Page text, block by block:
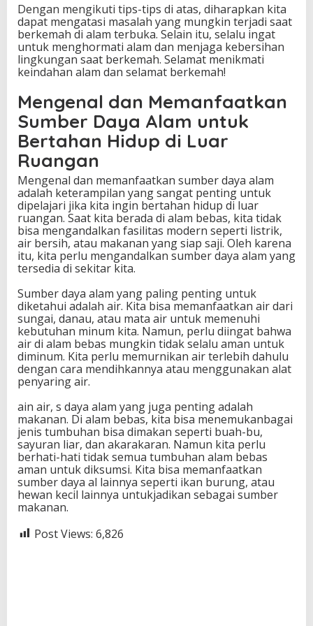
Dengan mengikuti tips-tips di atas, diharapkan kita
dapat mengatasi masalah yang mungkin terjadi saat
berkemah di alam terbuka. Selain itu, selalu ingat
untuk menghormati alam dan menjaga kebersihan
lingkungan saat berkemah. Selamat menikmati
keindahan alam dan selamat berkemah!
Mengenal dan Memanfaatkan
Sumber Daya Alam untuk
Bertahan Hidup di Luar
Ruangan
Mengenal dan memanfaatkan sumber daya alam
adalah keterampilan yang sangat penting untuk
dipelajari jika kita ingin bertahan hidup di luar
ruangan. Saat kita berada di alam bebas, kita tidak
bisa mengandalkan fasilitas modern seperti listrik,
air bersih, atau makanan yang siap saji. Oleh karena
itu, kita perlu mengandalkan sumber daya alam yang
tersedia di sekitar kita.
Sumber daya alam yang paling penting untuk
diketahui adalah air. Kita bisa memanfaatkan air dari
sungai, danau, atau mata air untuk memenuhi
kebutuhan minum kita. Namun, perlu diingat bahwa
air di alam bebas mungkin tidak selalu aman untuk
diminum. Kita perlu memurnikan air terlebih dahulu
dengan cara mendihkannya atau menggunakan alat
penyaring air.
ain air, s daya alam yang juga penting adalah
makanan. Di alam bebas, kita bisa menemukanbagai
jenis tumbuhan bisa dimakan seperti buah-bu,
sayuran liar, dan akarakaran. Namun kita perlu
berhati-hati tidak semua tumbuhan alam bebas
aman untuk diksumsi. Kita bisa memanfaatkan
sumber daya al lainnya seperti ikan burung, atau
hewan kecil lainnya untukjadikan sebagai sumber
makanan.
Post Views: 6,826